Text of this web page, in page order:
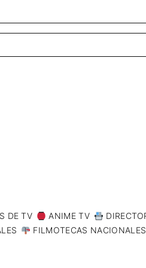
DE TV ANIME TV
FILMOTECAS NACIONALES